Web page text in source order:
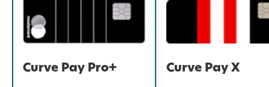
Curve Pay Pro+ Curve Pay X